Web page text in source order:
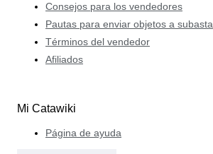
Consejos para los vendedores
Pautas para enviar objetos a subasta
Términos del vendedor
Afiliados
Mi Catawiki
Página de ayuda